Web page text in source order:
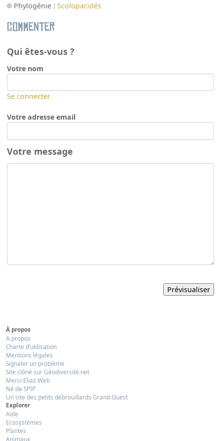
Phylogénie :Scolopacidés
Commenter
Qui êtes-vous ?
Votre nom
Se connecter
Votre adresse email
Votre message
À propos
A propos
Charte d’utilisation
Mentions légales
Signaler un problème
Site clôné sur Géodiversité.net
Merci Eliaz Web
Né de SPIP
Un site des petits débrouillards Grand Ouest
Explorer
Aide
Ecosystèmes
Plantes
Animaux